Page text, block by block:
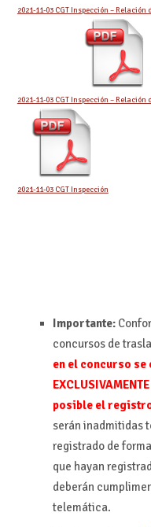
2021-11-03 CGT Inspección –
2021-11-03 CGT Inspección –
2021-11-03 CGT Inspección
Importante:
concursos de
en el concurso
posible el
serán inadmitidas
registrado de
que hayan
deberán
telemática.